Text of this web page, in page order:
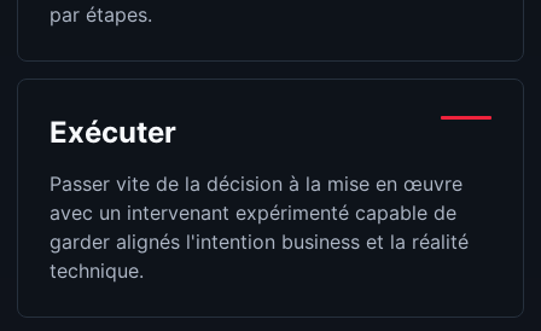
par étapes.
Exécuter
Passer vite de la décision à la mise en œuvre
avec un intervenant expérimenté capable de
garder alignés l'intention business et la réalité
technique.